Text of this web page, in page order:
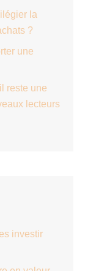
la
?
une
reste une
lecteurs
investir